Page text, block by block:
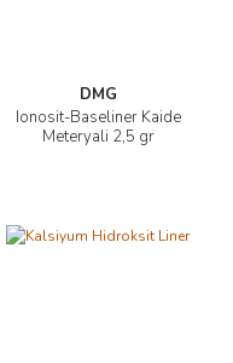
DMG
Ionosit-Baseliner Kaide
Meteryali 2,5 gr